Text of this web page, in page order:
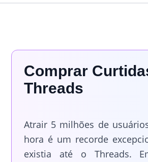
Comprar
Threads
Atrair 5 milhões de
hora é um recorde
existia até o Threads.